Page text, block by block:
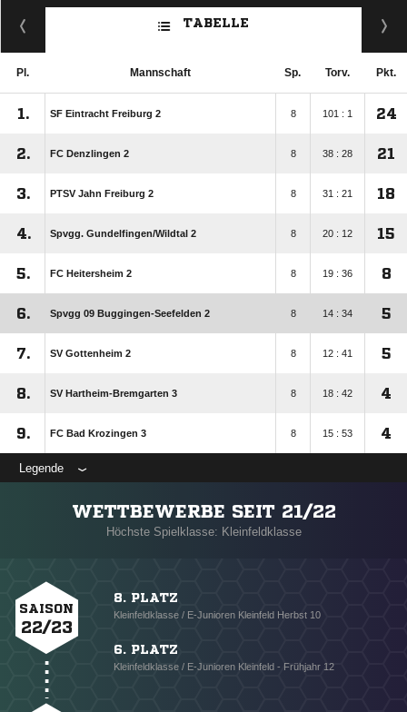
TABELLE
Pl. Mannschaft Sp. Torv. Pkt.
1. SF Eintracht Freiburg 2 8 101 : 1 24
2. FC Denzlingen 2 8 38 : 28 21
3. PTSV Jahn Freiburg 2 8 31 : 21 18
4. Spvgg. Gundelfingen/​Wildtal 2 8 20 : 12 15
5. FC Heitersheim 2 8 19 : 36 8
6. Spvgg 09 Buggingen-Seefelden 2 8 14 : 34 5
7. SV Gottenheim 2 8 12 : 41 5
8. SV Hartheim-Bremgarten 3 8 18 : 42 4
9. FC Bad Krozingen 3 8 15 : 53 4
Legende
WETTBEWERBE SEIT 21/22
Höchste Spielklasse: Kleinfeldklasse
SAISON
22/23
8. PLATZ
Kleinfeldklasse / E-Junioren Kleinfeld Herbst 10
6. PLATZ
Kleinfeldklasse / E-Junioren Kleinfeld - Frühjahr 12